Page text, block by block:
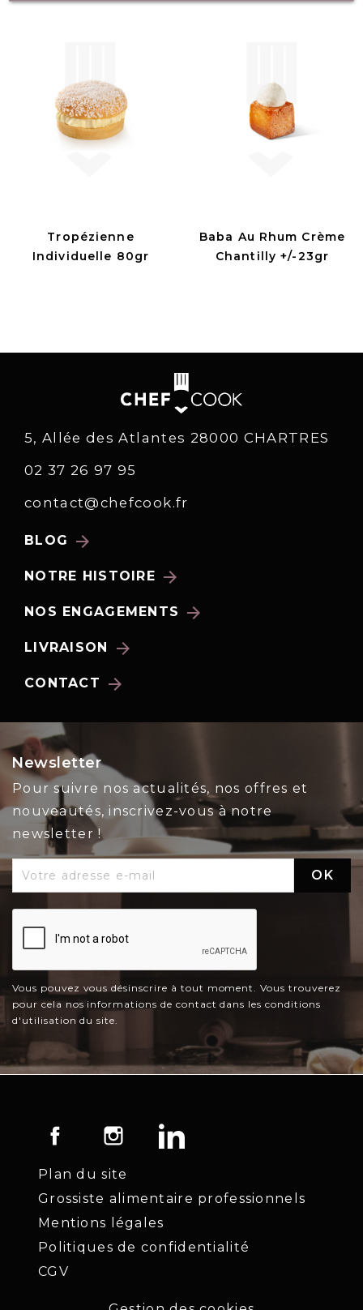
Tropézienne
Individuelle 80gr
Baba Au Rhum Crème
Chantilly +/-23gr
5, Allée des Atlantes 28000 CHARTRES
02 37 26 97 95
contact@chefcook.fr
BLOG arrow_forward
NOTRE HISTOIRE arrow_forward
NOS ENGAGEMENTS arrow_forward
LIVRAISON arrow_forward
CONTACT arrow_forward
Newsletter
Pour suivre nos actualités, nos offres et
nouveautés, inscrivez-vous à notre
newsletter !
Vous pouvez vous désinscrire à tout moment. Vous trouverez
pour cela nos informations de contact dans les conditions
d'utilisation du site.
Facebook Instagram
Plan du site
Grossiste alimentaire professionnels
Mentions légales
Politiques de confidentialité
CGV